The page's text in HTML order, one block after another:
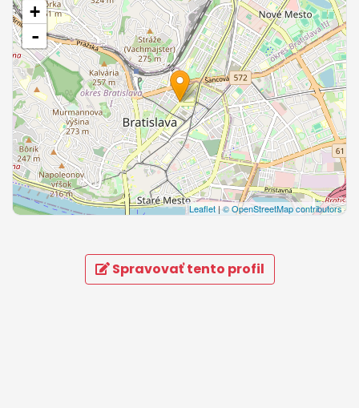
+
-
Leaflet | © OpenStreetMap contributors
Spravovať tento profil